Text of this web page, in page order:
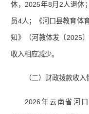
休，2025年8月2人退休
员4人；《河口县教育体
知》（河教体发〔2025
收入相应减少。
（二）财政拨款收入
2026年云南省河